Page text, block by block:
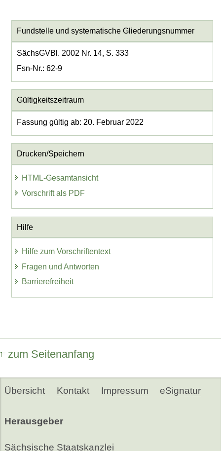
Fundstelle und systematische Gliederungsnummer
SächsGVBl. 2002 Nr. 14, S. 333
Fsn-Nr.: 62-9
Gültigkeitszeitraum
Fassung gültig ab: 20. Februar 2022
Drucken/Speichern
HTML-Gesamtansicht
Vorschrift als PDF
Hilfe
Hilfe zum Vorschriftentext
Fragen und Antworten
Barrierefreiheit
zum Seitenanfang
Übersicht Kontakt Impressum eSignatur
Herausgeber
Sächsische Staatskanzlei